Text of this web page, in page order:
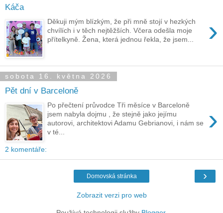
Káča
›
Děkuji mým blízkým, že při mně stojí v hezkých
chvílích i v těch nejtěžších. Včera odešla moje
přítelkyně. Žena, která jednou řekla, že jsem...
sobota 16. května 2026
Pět dní v Barceloně
›
Po přečtení průvodce Tři měsíce v Barceloně
jsem nabyla dojmu , že stejně jako jejímu
autorovi, architektovi Adamu Gebrianovi, i nám se
v té...
2 komentáře:
›
Domovská stránka
Zobrazit verzi pro web